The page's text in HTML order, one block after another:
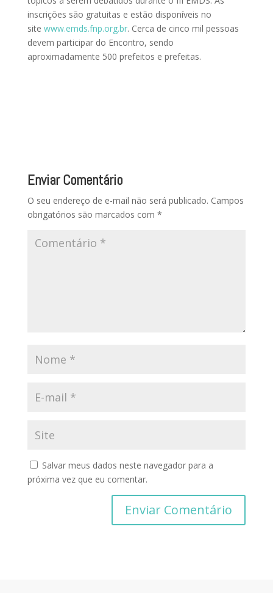
inscrições são gratuitas e estão disponíveis no
site www.emds.fnp.org.br. Cerca de cinco mil pessoas
devem participar do Encontro, sendo
aproximadamente 500 prefeitos e prefeitas.
Enviar Comentário
O seu endereço de e-mail não será publicado. Campos
obrigatórios são marcados com *
Salvar meus dados neste navegador para a
próxima vez que eu comentar.